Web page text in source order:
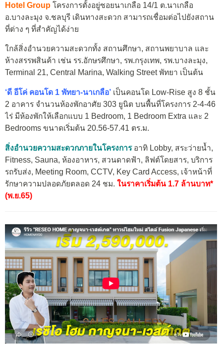
Hotel Group โครงการตั้งอยู่ซอยนาเกลือ 14/1 ต.นาเกลือ
อ.บางละมุง จ.ชลบุรี เดินทางสะดวก สามารถเชื่อมต่อไปยังสถาน
ที่ต่าง ๆ ที่สำคัญได้ง่าย
ใกล้สิ่งอำนวยความสะดวกทั้ง สถานศึกษา, สถานพยาบาล และ
ห้างสรรพสินค้า เช่น รร.อักษรศึกษา, รพ.กรุงเทพ, รพ.บางละมุง,
Terminal 21, Central Marina, Walking Street พัทยา เป็นต้น
‘ดี อีโค่ คอนโด 1 พัทยา-นาเกลือ’ เป็นคอนโด Low-Rise สูง 8 ชั้น
2 อาคาร จำนวนห้องพักอาศัย 303 ยูนิต บนพื้นที่โครงการ 2-4-46
ไร่ มีห้องพักให้เลือกแบบ 1 Bedroom, 1 Bedroom Extra และ 2
Bedrooms ขนาดเริ่มต้น 20.56-57.41 ตร.ม.
สิ่งอำนวยความสะดวกภายในโครงการ อาทิ Lobby, สระว่ายน้ำ,
Fitness, Sauna, ห้องอาหาร, สวนดาดฟ้า, ลิฟต์โดยสาร, บริการ
รถรับส่ง, Meeting Room, CCTV, Key Card Access, เจ้าหน้าที่
รักษาความปลอดภัยตลอด 24 ชม. ในราคาเริ่มต้น 1.7 ล้านบาท*
(พ.ย.65)